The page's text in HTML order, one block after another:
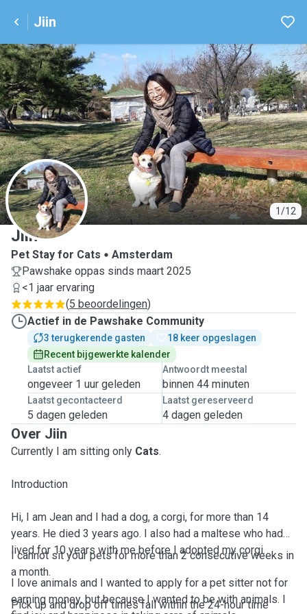
Jiin
1/12
J
Jiin
Pet Stay for Cats
Amsterdam
Pawshake oppas sinds maart 2025
<1 jaar ervaring
(5 beoordelingen)
Actief in de Pawshake Community
3 terugkerende gasten
18 keer opgeslagen
Recent bijgewerkte kalender
Laatst actief
ongeveer 1 uur geleden
Antwoordt meestal
binnen 44 minuten
Laatst gecontacteerd
5 dagen geleden
Laatst gereserveerd
4 dagen geleden
Over Jiin
Currently I am sitting only Cats.
Introduction
Hi, I am Jean and I had a dog, a corgi, for more than 14
years. He died 3 years ago. I also had a maltese who had
lived for 10 years with me before I adopted my corgi.
I love animals and I wanted to apply for a pet sitter not for
earning money, but because I wanted to be with animals. I
I cannot sit your pets for more than 2 consecutive weeks in
a month.
Pick up and drop off times fall within the 24-hour time